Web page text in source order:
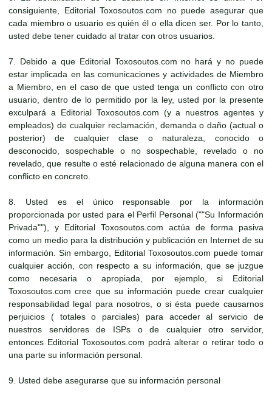
consiguiente, Editorial Toxosoutos.com no puede asegurar que
cada miembro o usuario es quién él o ella dicen ser. Por lo tanto,
usted debe tener cuidado al tratar con otros usuarios.
7. Debido a que Editorial Toxosoutos.com no hará y no puede
estar implicada en las comunicaciones y actividades de Miembro
a Miembro, en el caso de que usted tenga un conflicto con otro
usuario, dentro de lo permitido por la ley, usted por la presente
exculpará a Editorial Toxosoutos.com (y a nuestros agentes y
empleados) de cualquier reclamación, demanda o daño (actual o
posterior) de cualquier clase o naturaleza, conocido o
desconocido, sospechable o no sospechable, revelado o no
revelado, que resulte o esté relacionado de alguna manera con el
conflicto en concreto.
8. Usted es el único responsable por la información
proporcionada por usted para el Perfil Personal (""Su Información
Privada""), y Editorial Toxosoutos.com actúa de forma pasiva
como un medio para la distribución y publicación en Internet de su
información. Sin embargo, Editorial Toxosoutos.com puede tomar
cualquier acción, con respecto a su información, que se juzgue
como necesaria o apropiada, por ejemplo, si Editorial
Toxosoutos.com cree que su información puede crear cualquier
responsabilidad legal para nosotros, o si ésta puede causarnos
perjuicios ( totales o parciales) para acceder al servicio de
nuestros servidores de ISPs o de cualquier otro servidor,
entonces Editorial Toxosoutos.com podrá alterar o retirar todo o
una parte su información personal.
9. Usted debe asegurarse que su información personal